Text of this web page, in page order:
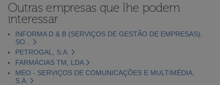
Outras empresas que lhe podem
interessar
INFORMA D & B (SERVIÇOS DE GESTÃO DE EMPRESAS),
SO...
PETROGAL, S.A.
FARMÁCIAS TM, LDA
MEO - SERVIÇOS DE COMUNICAÇÕES E MULTIMÉDIA,
S.A.